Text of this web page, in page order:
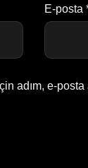
E-posta
adım, e-